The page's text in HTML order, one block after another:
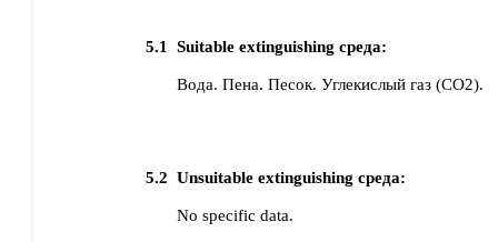
5.1 Suitable extinguishing среда:
Вода. Пена. Песок. Углекислый газ (CO2).
5.2 Unsuitable extinguishing среда:
No specific data.